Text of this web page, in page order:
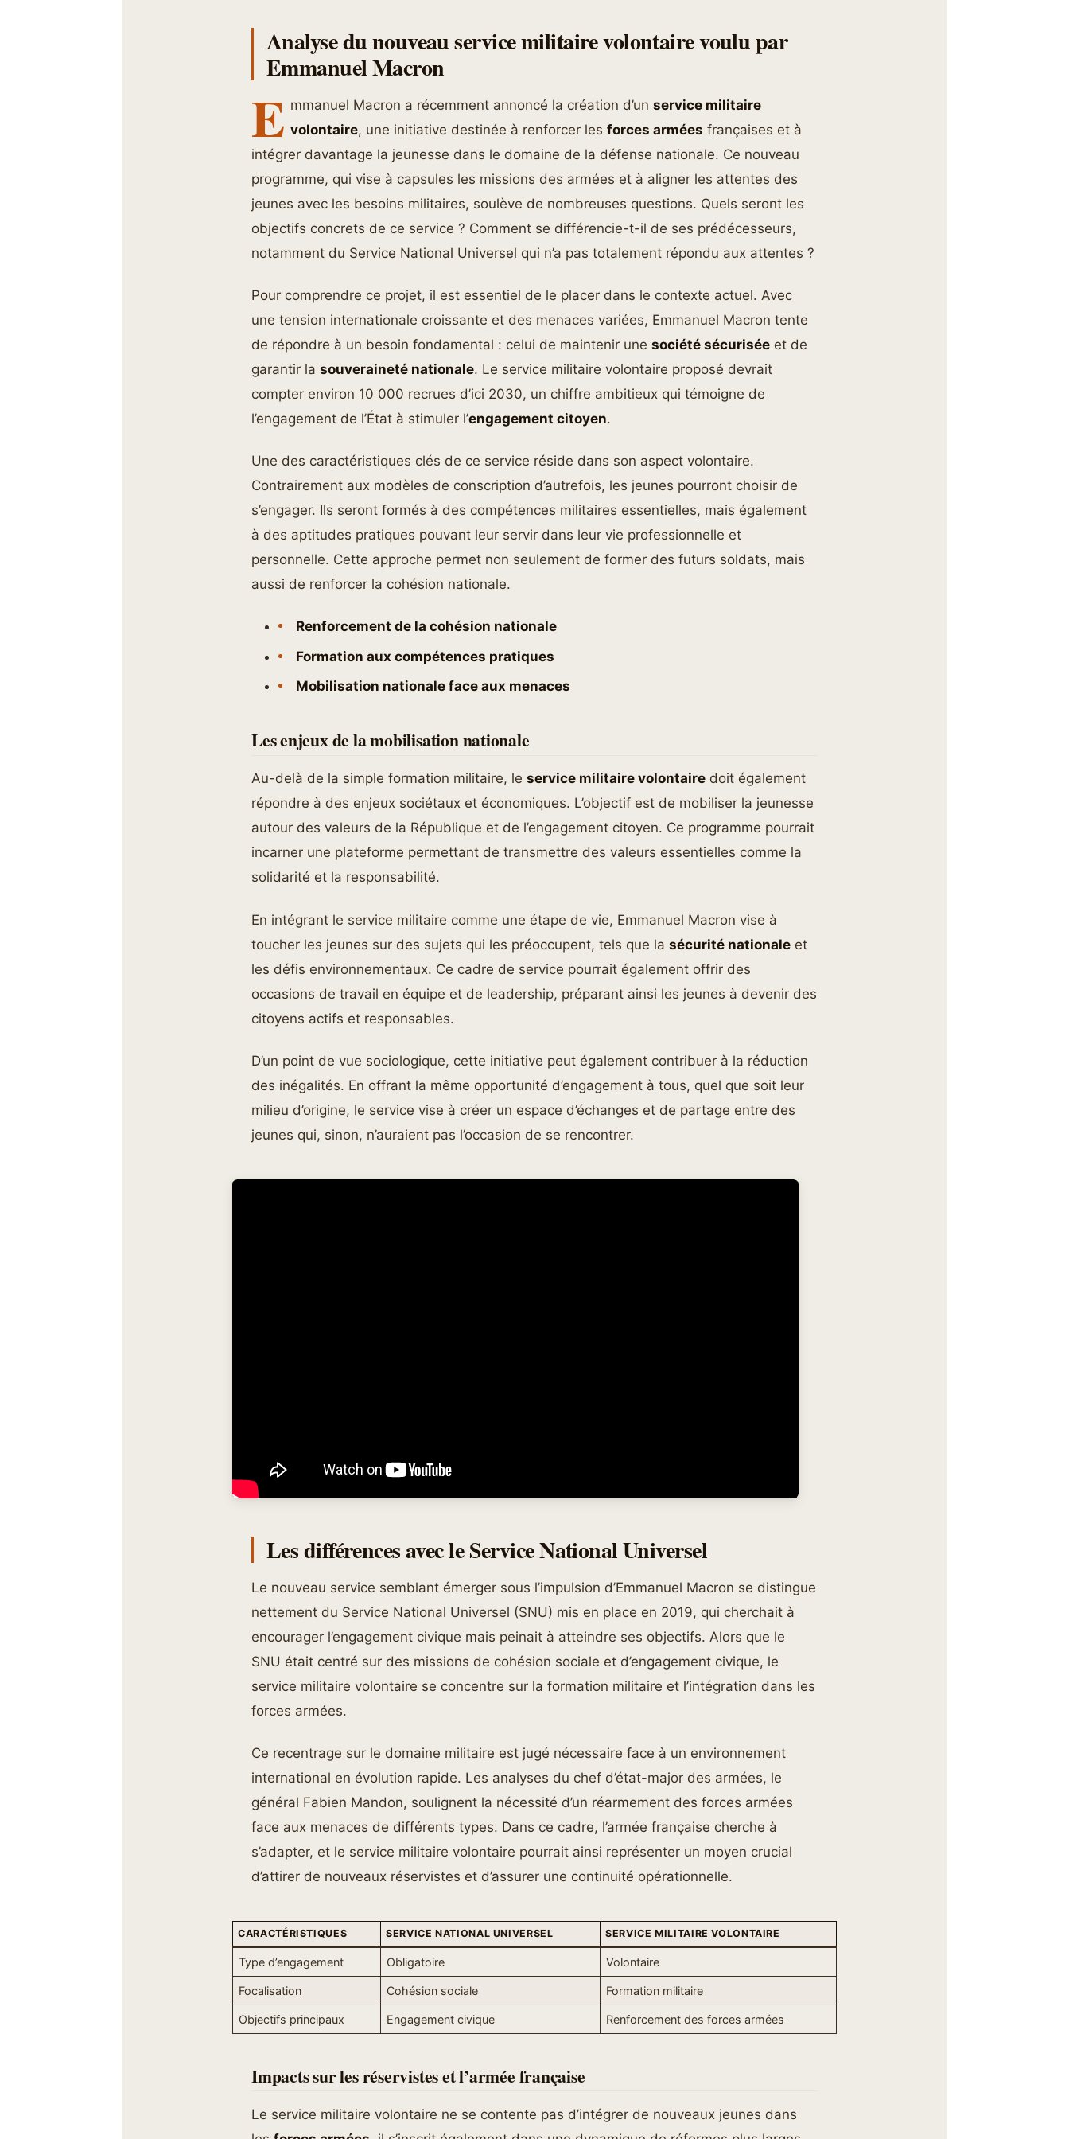
Analyse du nouveau service militaire volontaire voulu par
Emmanuel Macron
E mmanuel Macron a récemment annoncé la création d’unservice militaire
volontaire, une initiative destinée à renforcer lesforces armées françaises et à
intégrer davantage la jeunesse dans le domaine de la défense nationale. Ce nouveau
programme, qui vise à capsules les missions des armées et à aligner les attentes des
jeunes avec les besoins militaires, soulève de nombreuses questions. Quels seront les
objectifs concrets de ce service ? Comment se différencie-t-il de ses prédécesseurs,
notamment du Service National Universel qui n’a pas totalement répondu aux attentes ?
Pour comprendre ce projet, il est essentiel de le placer dans le contexte actuel. Avec
une tension internationale croissante et des menaces variées, Emmanuel Macron tente
de répondre à un besoin fondamental : celui de maintenir une société sécurisée et de
garantir la souveraineté nationale. Le service militaire volontaire proposé devrait
compter environ 10 000 recrues d’ici 2030, un chiffre ambitieux qui témoigne de
l’engagement de l’État à stimuler l’engagement citoyen.
Une des caractéristiques clés de ce service réside dans son aspect volontaire.
Contrairement aux modèles de conscription d’autrefois, les jeunes pourront choisir de
s’engager. Ils seront formés à des compétences militaires essentielles, mais également
à des aptitudes pratiques pouvant leur servir dans leur vie professionnelle et
personnelle. Cette approche permet non seulement de former des futurs soldats, mais
aussi de renforcer la cohésion nationale.
Renforcement de la cohésion nationale
Formation aux compétences pratiques
Mobilisation nationale face aux menaces
Les enjeux de la mobilisation nationale
Au-delà de la simple formation militaire, le service militaire volontaire doit également
répondre à des enjeux sociétaux et économiques. L’objectif est de mobiliser la jeunesse
autour des valeurs de la République et de l’engagement citoyen. Ce programme pourrait
incarner une plateforme permettant de transmettre des valeurs essentielles comme la
solidarité et la responsabilité.
En intégrant le service militaire comme une étape de vie, Emmanuel Macron vise à
toucher les jeunes sur des sujets qui les préoccupent, tels que la sécurité nationale et
les défis environnementaux. Ce cadre de service pourrait également offrir des
occasions de travail en équipe et de leadership, préparant ainsi les jeunes à devenir des
citoyens actifs et responsables.
D’un point de vue sociologique, cette initiative peut également contribuer à la réduction
des inégalités. En offrant la même opportunité d’engagement à tous, quel que soit leur
milieu d’origine, le service vise à créer un espace d’échanges et de partage entre des
jeunes qui, sinon, n’auraient pas l’occasion de se rencontrer.
Les différences avec le Service National Universel
Le nouveau service semblant émerger sous l’impulsion d’Emmanuel Macron se distingue
nettement du Service National Universel (SNU) mis en place en 2019, qui cherchait à
encourager l’engagement civique mais peinait à atteindre ses objectifs. Alors que le
SNU était centré sur des missions de cohésion sociale et d’engagement civique, le
service militaire volontaire se concentre sur la formation militaire et l’intégration dans les
forces armées.
Ce recentrage sur le domaine militaire est jugé nécessaire face à un environnement
international en évolution rapide. Les analyses du chef d’état-major des armées, le
général Fabien Mandon, soulignent la nécessité d’un réarmement des forces armées
face aux menaces de différents types. Dans ce cadre, l’armée française cherche à
s’adapter, et le service militaire volontaire pourrait ainsi représenter un moyen crucial
d’attirer de nouveaux réservistes et d’assurer une continuité opérationnelle.
CARACTÉRISTIQUES SERVICE NATIONAL UNIVERSEL SERVICE MILITAIRE VOLONTAIRE
Type d’engagement Obligatoire Volontaire
Focalisation Cohésion sociale Formation militaire
Objectifs principaux Engagement civique Renforcement des forces armées
Impacts sur les réservistes et l’armée française
Le service militaire volontaire ne se contente pas d’intégrer de nouveaux jeunes dans